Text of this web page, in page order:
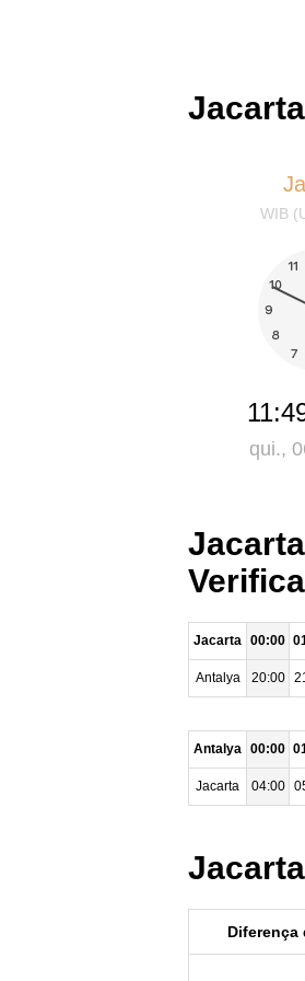
WIB
qui.,
Jacarta 00:00
Antalya 20:00
Antalya 00:00
Jacarta 04:00
Diferença